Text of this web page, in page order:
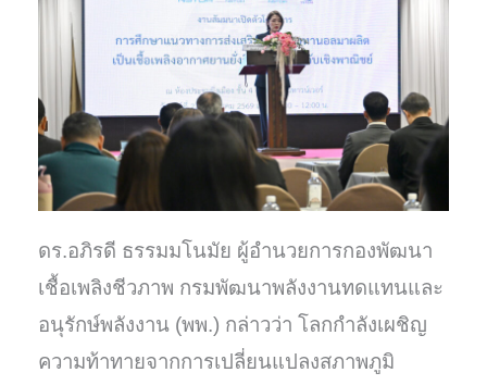
ดร.อภิรดี ธรรมมโนมัย ผู้อำนวยการกองพัฒนา
เชื้อเพลิงชีวภาพ กรมพัฒนาพลังงานทดแทนและ
อนุรักษ์พลังงาน (พพ.) กล่าวว่า โลกกำลังเผชิญ
ความท้าทายจากการเปลี่ยนแปลงสภาพภูมิ